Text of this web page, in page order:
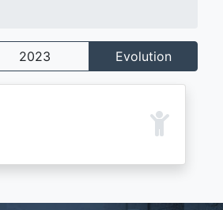
2023 Evolution